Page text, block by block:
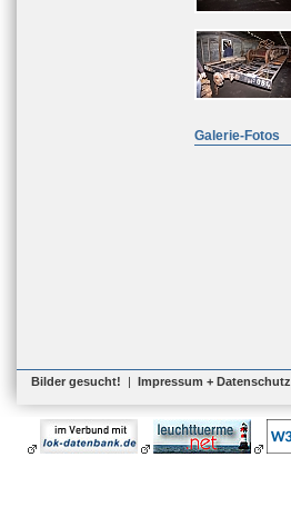
Galerie-Fotos
Bilder gesucht! | Impressum + Datenschutz